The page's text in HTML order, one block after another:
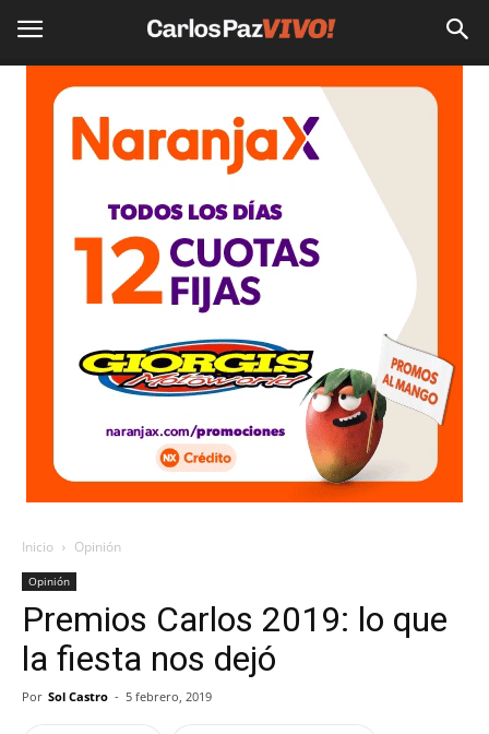
Inicio Opinión
Opinión
Premios Carlos 2019: lo que
la fiesta nos dejó
Por Sol Castro - 5 febrero, 2019